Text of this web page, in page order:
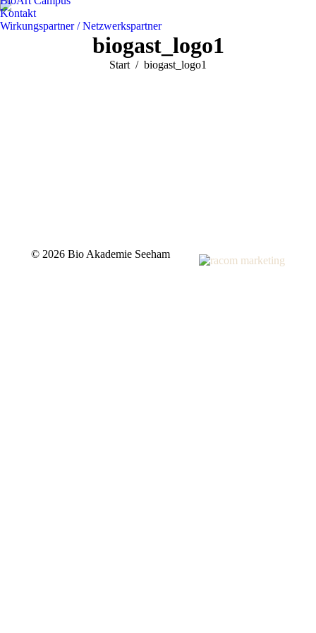
Kontakt
Wirkungspartner / Netzwerkspartner
biogast_logo1
Sie befinden sich hier:
Start biogast_logo1
© 2026 Bio Akademie Seeham